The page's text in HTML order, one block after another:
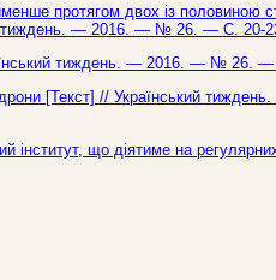
протягом двох із половиною
тиждень. — 2016. — № 26. — С. 20-
тиждень. — 2016. — № 26.
дрони [Текст] // Український
інститут, що діятиме на